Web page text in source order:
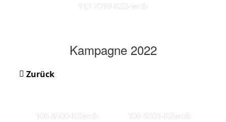
113 7019-KS3-web
Kampagne 2022
Zurück
106 8500-KSweb 106 8501-KSweb